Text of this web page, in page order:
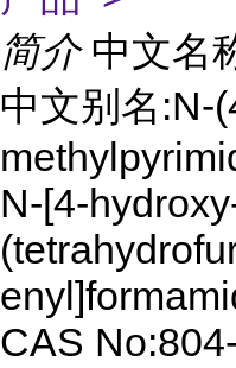
简介 中文名
中文别名:N-
N-[4-
CAS